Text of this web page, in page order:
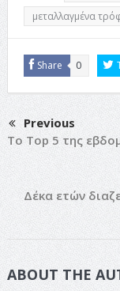
μεταλλαγμένα
Share 0
Previous
Το Top 5 της
Δέκα ετών
ABOUT THE